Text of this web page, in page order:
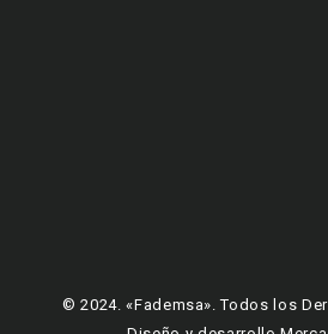
© 2024. «Fademsa». Todos los